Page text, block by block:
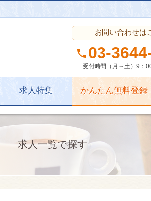
お問い合わせは
phone 03-
受付時間（月～土）9：
求人特集 かんたん無料登録
求人一覧で探す